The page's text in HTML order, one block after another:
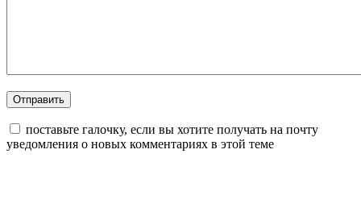
поставьте галочку, если вы хотите получать на почту
уведомления о новых комментариях в этой теме